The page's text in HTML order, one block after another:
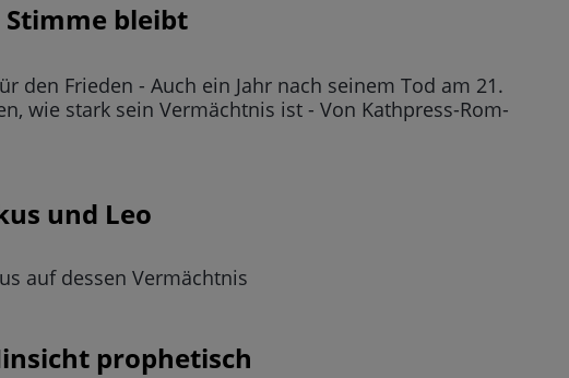
Stimme bleibt
den Frieden - Auch ein Jahr nach seinem Tod am 21.
wie stark sein Vermächtnis ist - Von Kathpress-Rom-
und Leo
auf dessen Vermächtnis
prophetisch